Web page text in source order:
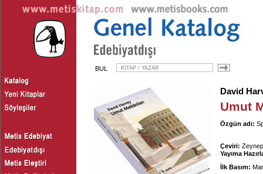
BUL
David
Umut
Özgün adı:
Çeviri:
Yayıma
İlk Basım: